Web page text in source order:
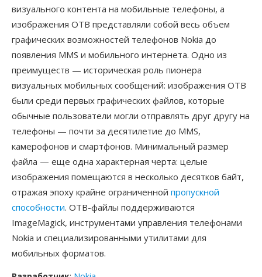
визуального контента на мобильные телефоны, а
изображения OTB представляли собой весь объем
графических возможностей телефонов Nokia до
появления MMS и мобильного интернета. Одно из
преимуществ — историческая роль пионера
визуальных мобильных сообщений: изображения OTB
были среди первых графических файлов, которые
обычные пользователи могли отправлять друг другу на
телефоны — почти за десятилетие до MMS,
камерофонов и смартфонов. Минимальный размер
файла — еще одна характерная черта: целые
изображения помещаются в несколько десятков байт,
отражая эпоху крайне ограниченной пропускной
способности. OTB-файлы поддерживаются
ImageMagick, инструментами управления телефонами
Nokia и специализированными утилитами для
мобильных форматов.